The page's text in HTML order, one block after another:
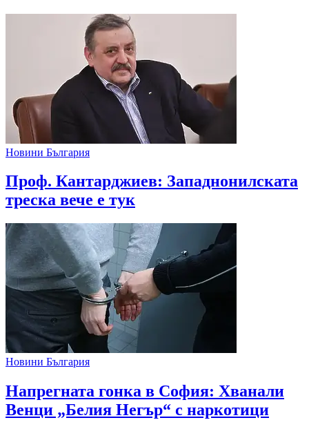
Новини България
Проф. Кантарджиев: Западнонилската
треска вече е тук
Новини България
Напрегната гонка в София: Хванали
Венци „Белия Негър“ с наркотици